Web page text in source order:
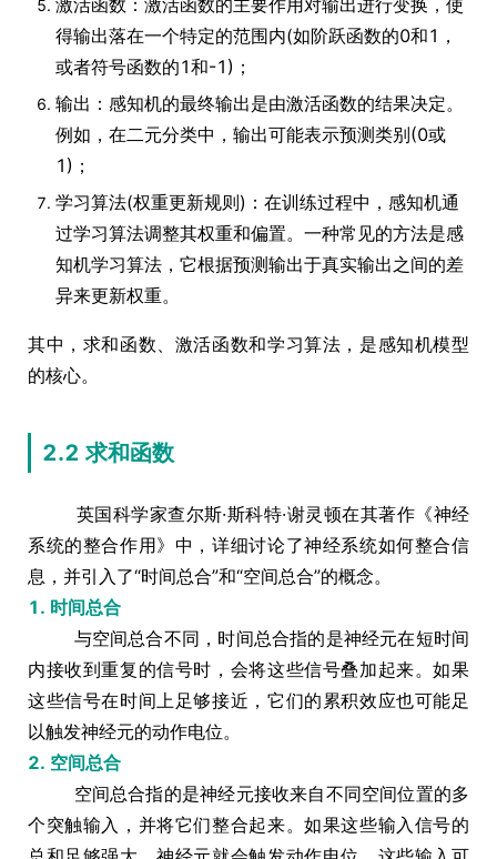
激活函数：激活函数的主要作用对输出进行变换，使
得输出落在一个特定的范围内(如阶跃函数的0和1，
或者符号函数的1和-1)；
输出：感知机的最终输出是由激活函数的结果决定。
例如，在二元分类中，输出可能表示预测类别(0或
1)；
学习算法(权重更新规则)：在训练过程中，感知机通
过学习算法调整其权重和偏置。一种常见的方法是感
知机学习算法，它根据预测输出于真实输出之间的差
异来更新权重。
其中，求和函数、激活函数和学习算法，是感知机模型
的核心。
2.2 求和函数
英国科学家查尔斯·斯科特·谢灵顿在其著作《神经
系统的整合作用》中，详细讨论了神经系统如何整合信
息，并引入了“时间总合”和“空间总合”的概念。
1. 时间总合
与空间总合不同，时间总合指的是神经元在短时间
内接收到重复的信号时，会将这些信号叠加起来。如果
这些信号在时间上足够接近，它们的累积效应也可能足
以触发神经元的动作电位。
2. 空间总合
空间总合指的是神经元接收来自不同空间位置的多
个突触输入，并将它们整合起来。如果这些输入信号的